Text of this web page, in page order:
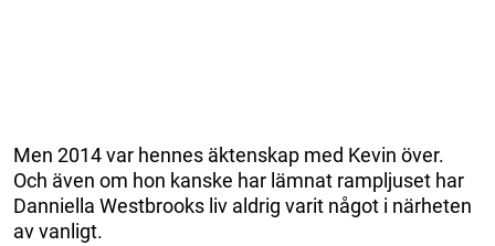
Men 2014 var hennes äktenskap med Kevin över.
Och även om hon kanske har lämnat rampljuset har
Danniella Westbrooks liv aldrig varit något i närheten
av vanligt.